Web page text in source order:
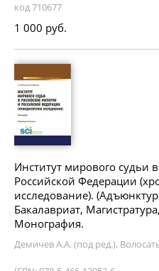
код 710677
1 000 руб.
Институт мирового судьи
Российской Федерации
исследование).
Бакалавриат,
Монография.
Демичев А.А. (под ред.),